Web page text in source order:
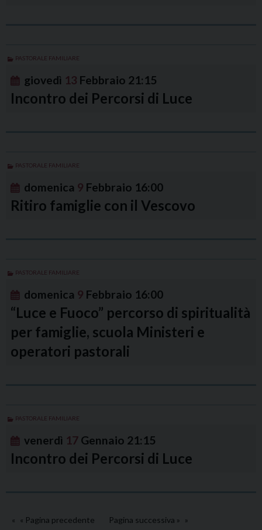
PASTORALE FAMILIARE
giovedì 13 Febbraio 21:15
Incontro dei Percorsi di Luce
PASTORALE FAMILIARE
domenica 9 Febbraio 16:00
Ritiro famiglie con il Vescovo
PASTORALE FAMILIARE
domenica 9 Febbraio 16:00
“Luce e Fuoco” percorso di spiritualità
per famiglie, scuola Ministeri e
operatori pastorali
PASTORALE FAMILIARE
venerdì 17 Gennaio 21:15
Incontro dei Percorsi di Luce
« Pagina precedente Pagina successiva »